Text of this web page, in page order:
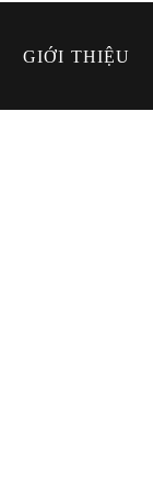
GIỚI THIỆU